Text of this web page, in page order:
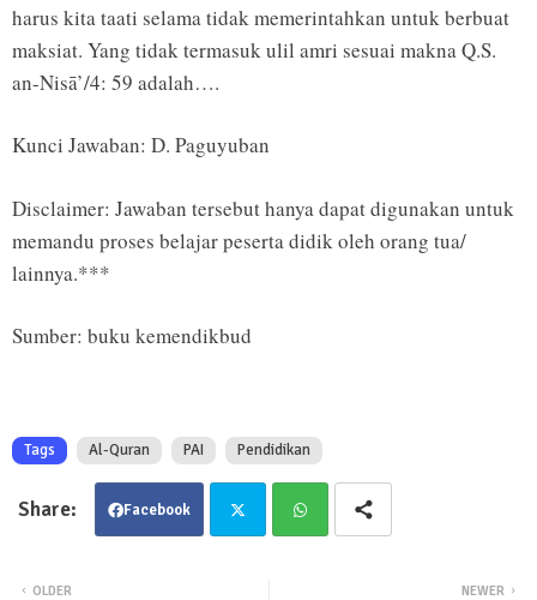
harus kita taati selama tidak memerintahkan untuk berbuat
maksiat. Yang tidak termasuk ulil amri sesuai makna Q.S.
an-Nisā’/4: 59 adalah….
Kunci Jawaban: D. Paguyuban
Disclaimer: Jawaban tersebut hanya dapat digunakan untuk
memandu proses belajar peserta didik oleh orang tua/
lainnya.***
Sumber: buku kemendikbud
Tags Al-Quran PAI Pendidikan
Facebook
NEWER
OLDER